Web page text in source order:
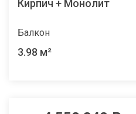
Кирпич + Монолит
Балкон
3.98 м²